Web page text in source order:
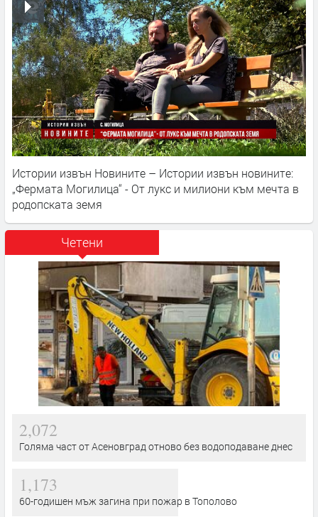
Истории извън Новините – Истории извън новините:
„Фермата Могилица“ - От лукс и милиони към мечта в
родопската земя
Четени
2,072
Голяма част от Асеновград отново без водоподаване днес
1,173
60-годишен мъж загина при пожар в Тополово